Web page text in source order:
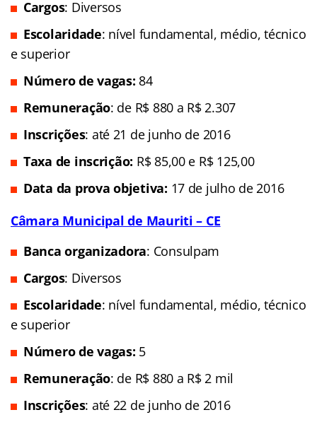
Cargos: Diversos
Escolaridade: nível fundamental, médio, técnico
e superior
Número de vagas: 84
Remuneração: de R$ 880 a R$ 2.307
Inscrições: até 21 de junho de 2016
Taxa de inscrição: R$ 85,00 e R$ 125,00
Data da prova objetiva: 17 de julho de 2016
Câmara Municipal de Mauriti – CE
Banca organizadora: Consulpam
Cargos: Diversos
Escolaridade: nível fundamental, médio, técnico
e superior
Número de vagas: 5
Remuneração: de R$ 880 a R$ 2 mil
Inscrições: até 22 de junho de 2016